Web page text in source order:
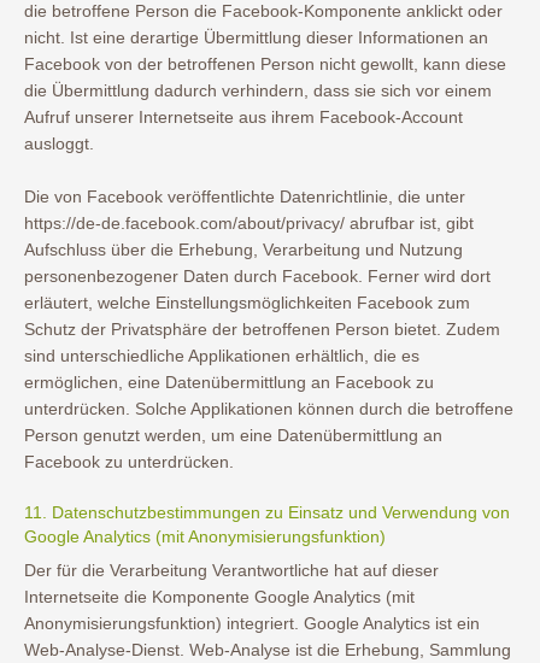
die betroffene Person die Facebook-Komponente anklickt oder
nicht. Ist eine derartige Übermittlung dieser Informationen an
Facebook von der betroffenen Person nicht gewollt, kann diese
die Übermittlung dadurch verhindern, dass sie sich vor einem
Aufruf unserer Internetseite aus ihrem Facebook-Account
ausloggt.
Die von Facebook veröffentlichte Datenrichtlinie, die unter
https://de-de.facebook.com/about/privacy/ abrufbar ist, gibt
Aufschluss über die Erhebung, Verarbeitung und Nutzung
personenbezogener Daten durch Facebook. Ferner wird dort
erläutert, welche Einstellungsmöglichkeiten Facebook zum
Schutz der Privatsphäre der betroffenen Person bietet. Zudem
sind unterschiedliche Applikationen erhältlich, die es
ermöglichen, eine Datenübermittlung an Facebook zu
unterdrücken. Solche Applikationen können durch die betroffene
Person genutzt werden, um eine Datenübermittlung an
Facebook zu unterdrücken.
11. Datenschutzbestimmungen zu Einsatz und Verwendung von
Google Analytics (mit Anonymisierungsfunktion)
Der für die Verarbeitung Verantwortliche hat auf dieser
Internetseite die Komponente Google Analytics (mit
Anonymisierungsfunktion) integriert. Google Analytics ist ein
Web-Analyse-Dienst. Web-Analyse ist die Erhebung, Sammlung